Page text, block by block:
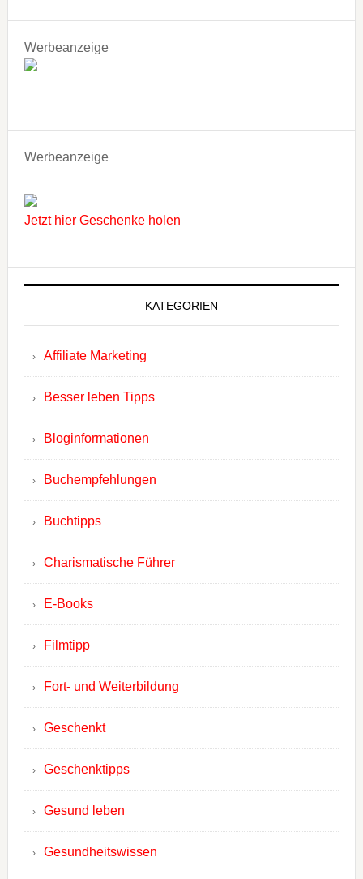
Werbeanzeige
Werbeanzeige
Jetzt hier Geschenke holen
KATEGORIEN
Affiliate Marketing
Besser leben Tipps
Bloginformationen
Buchempfehlungen
Buchtipps
Charismatische Führer
E-Books
Filmtipp
Fort- und Weiterbildung
Geschenkt
Geschenktipps
Gesund leben
Gesundheitswissen